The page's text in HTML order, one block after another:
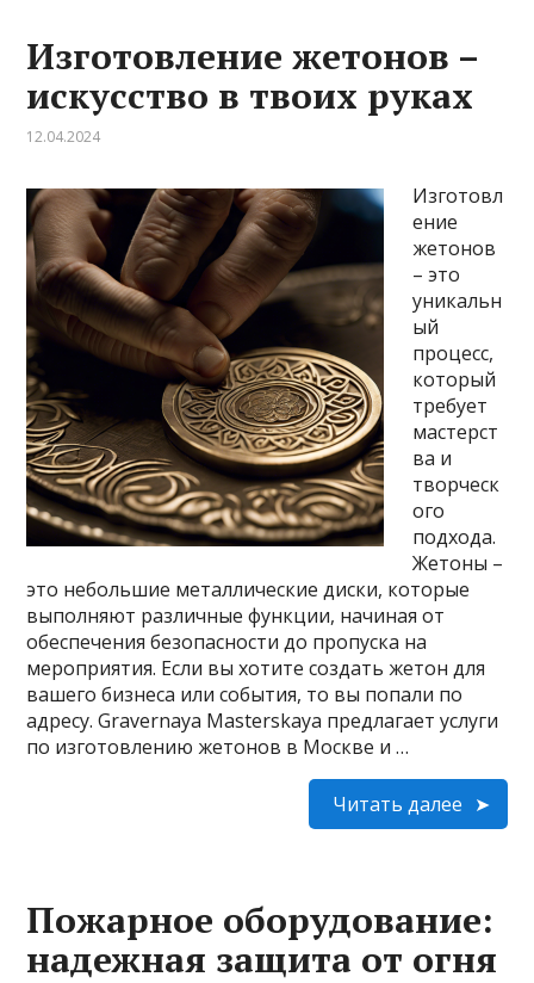
Изготовление жетонов –
искусство в твоих руках
12.04.2024
Изготовл
ение
жетонов
– это
уникальн
ый
процесс,
который
требует
мастерст
ва и
творческ
ого
подхода.
Жетоны –
это небольшие металлические диски, которые
выполняют различные функции, начиная от
обеспечения безопасности до пропуска на
мероприятия. Если вы хотите создать жетон для
вашего бизнеса или события, то вы попали по
адресу. Gravernaya Masterskaya предлагает услуги
по изготовлению жетонов в Москве и …
Читать далее
Пожарное оборудование:
надежная защита от огня